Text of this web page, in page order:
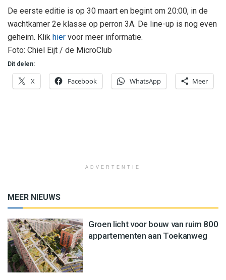
De eerste editie is op 30 maart en begint om 20:00, in de
wachtkamer 2e klasse op perron 3A. De line-up is nog even
geheim. Klik hier voor meer informatie.
Foto: Chiel Eijt / de MicroClub
Dit delen:
X Facebook WhatsApp Meer
ADVERTENTIE
MEER NIEUWS
Groen licht voor bouw van ruim 800
appartementen aan Toekanweg